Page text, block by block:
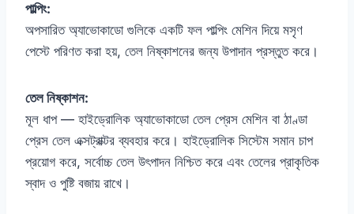
পাল্পিং:
অপসারিত অ্যাভোকাডো গুলিকে একটি ফল পাল্পিং মেশিন দিয়ে মসৃণ
পেস্টে পরিণত করা হয়, তেল নিষ্কাশনের জন্য উপাদান প্রস্তুত করে।
তেল নিষ্কাশন:
মূল ধাপ — হাইড্রোলিক অ্যাভোকাডো তেল প্রেস মেশিন বা ঠাণ্ডা
প্রেস তেল এক্সট্রাক্টর ব্যবহার করে। হাইড্রোলিক সিস্টেম সমান চাপ
প্রয়োগ করে, সর্বোচ্চ তেল উৎপাদন নিশ্চিত করে এবং তেলের প্রাকৃতিক
স্বাদ ও পুষ্টি বজায় রাখে।